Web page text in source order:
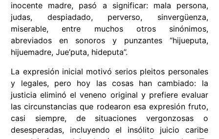
inocente madre, pasó a significar: mala persona,
judas, despiadado, perverso, sinvergüenza,
miserable, entre muchos otros sinónimos,
abreviados en sonoros y punzantes “hijueputa,
hijuemadre, Jue’puta, hideputa”.
La expresión inicial motivó serios pleitos personales
y legales, pero hoy las cosas han cambiado: la
justicia eliminó el veneno original y prefiere evaluar
las circunstancias que rodearon esa expresión fruto,
casi siempre, de situaciones vergonzosas o
desesperadas, incluyendo el insólito juicio caribe